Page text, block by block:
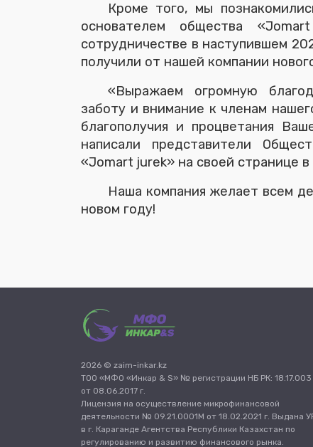
Кроме того, мы
основателем общества
сотрудничестве в наступившем
получили от нашей компании
«Выражаем огромную
заботу и внимание к членам
благополучия и процветания
написали представители
«Jomart jurek» на своей странице
Наша компания желает всем
новом году!
2026 © zaim-inkar.kz
ТОО «МФО «Инкар & S» № регистрации НБ РК: 18.17.003
от 08.06.2017 г.
Лицензия на осуществление микрофинансовой
деятельности № 09.21.0001М от 18.02.2021 г. Выдана
в г. Караганде Агентства Республики Казахстан по
регулированию и развитию финансового рынка.